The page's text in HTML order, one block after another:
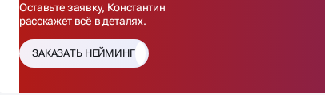
Оставьте заявку, Константин
расскажет всё в деталях.
ЗАКАЗАТЬ НЕЙМИНГ